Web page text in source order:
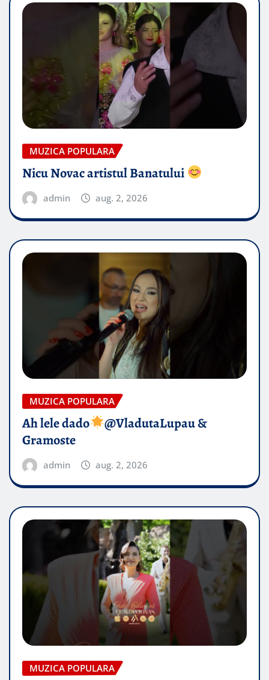
MUZICA POPULARA
Nicu Novac artistul Banatului
admin aug. 2, 2026
MUZICA POPULARA
Ah lele dado​
@VladutaLupau &
Gramoste
admin aug. 2, 2026
MUZICA POPULARA